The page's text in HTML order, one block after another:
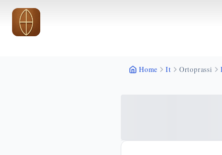
Vai al contenuto principale
Home It Ortoprassi
Vai al contenuto principale